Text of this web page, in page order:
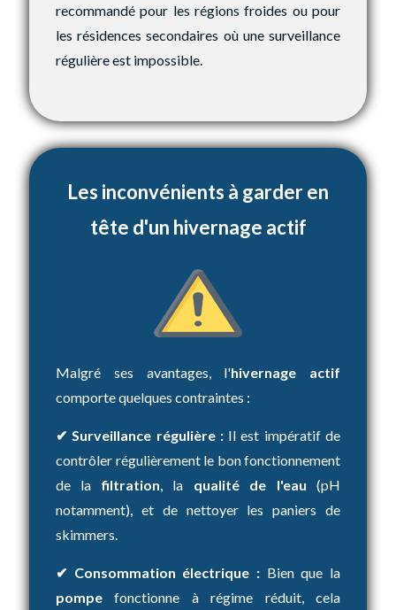
recommandé pour les régions froides ou pour
les résidences secondaires où une surveillance
régulière est impossible.
Les inconvénients à garder en
tête d'un hivernage actif
Malgré ses avantages, l'hivernage actif
comporte quelques contraintes :
✔ Surveillance régulière :Il est impératif de
contrôler régulièrement le bon fonctionnement
de lafiltration , la qualité de l'eau (pH
notamment), et de nettoyer les paniers de
skimmers.
✔ Consommation électrique : Bien que la
pompe fonctionne à régime réduit, cela